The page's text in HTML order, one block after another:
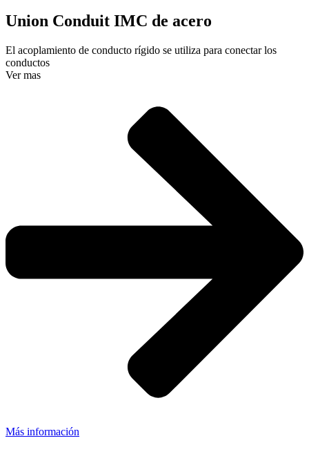
Union Conduit IMC de acero
El acoplamiento de conducto rígido se utiliza para conectar los
conductos
Ver mas
Más información